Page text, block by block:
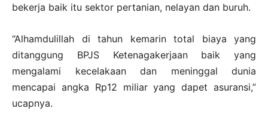
bekerja baik itu sektor pertanian, nelayan dan buruh.
“Alhamdulillah di tahun kemarin total biaya yang
ditanggung BPJS Ketenagakerjaan baik yang
mengalami kecelakaan dan meninggal dunia
mencapai angka Rp12 miliar yang dapet asuransi,”
ucapnya.